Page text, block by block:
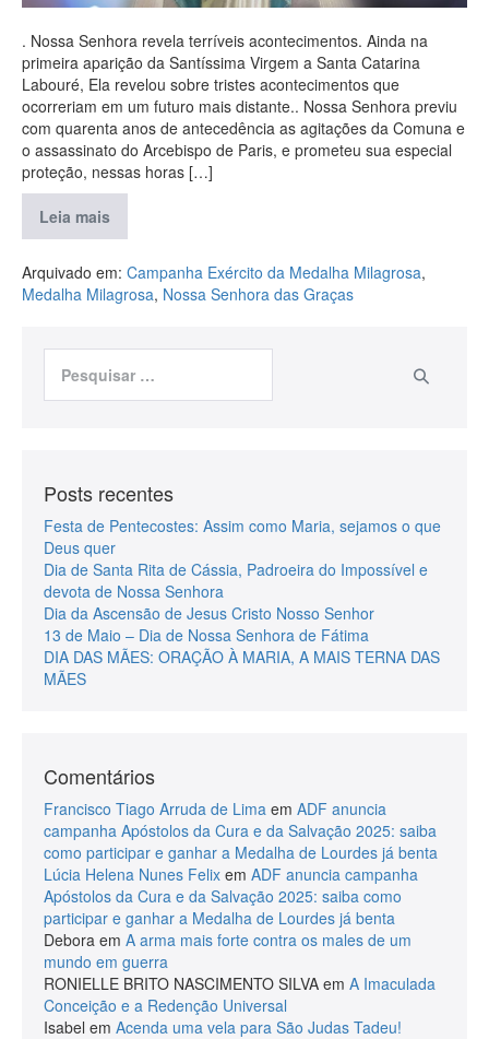
. Nossa Senhora revela terríveis acontecimentos. Ainda na
primeira aparição da Santíssima Virgem a Santa Catarina
Labouré, Ela revelou sobre tristes acontecimentos que
ocorreriam em um futuro mais distante.. Nossa Senhora previu
com quarenta anos de antecedência as agitações da Comuna e
o assassinato do Arcebispo de Paris, e prometeu sua especial
proteção, nessas horas […]
Leia mais
Arquivado em: Campanha Exército da Medalha Milagrosa,
Medalha Milagrosa, Nossa Senhora das Graças
Posts recentes
Festa de Pentecostes: Assim como Maria, sejamos o que
Deus quer
Dia de Santa Rita de Cássia, Padroeira do Impossível e
devota de Nossa Senhora
Dia da Ascensão de Jesus Cristo Nosso Senhor
13 de Maio – Dia de Nossa Senhora de Fátima
DIA DAS MÃES: ORAÇÃO À MARIA, A MAIS TERNA DAS
MÃES
Comentários
Francisco Tiago Arruda de Lima em ADF anuncia
campanha Apóstolos da Cura e da Salvação 2025: saiba
como participar e ganhar a Medalha de Lourdes já benta
Lúcia Helena Nunes Felix em ADF anuncia campanha
Apóstolos da Cura e da Salvação 2025: saiba como
participar e ganhar a Medalha de Lourdes já benta
Debora em A arma mais forte contra os males de um
mundo em guerra
RONIELLE BRITO NASCIMENTO SILVA em A Imaculada
Conceição e a Redenção Universal
Isabel em Acenda uma vela para São Judas Tadeu!